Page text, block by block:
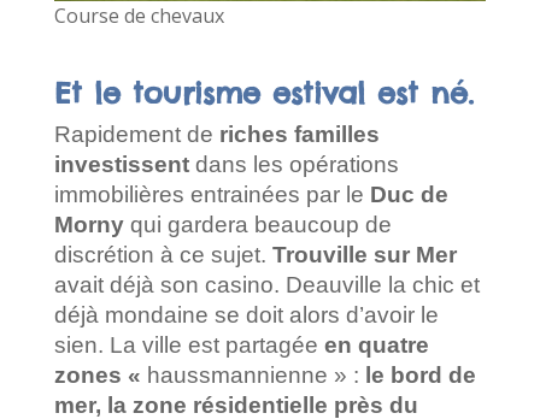
Course de chevaux
Et le tourisme estival est né.
Rapidement de riches familles
investissentdans les opérations
immobilières entrainées par le Duc de
Mornyqui gardera beaucoup de
discrétion à ce sujet. Trouville sur Mer
avait déjà son casino. Deauville la chic et
déjà mondaine se doit alors d’avoir le
sien. La ville est partagée en quatre
zones « haussmannienne » : le bord de
mer, la zone résidentielle près du